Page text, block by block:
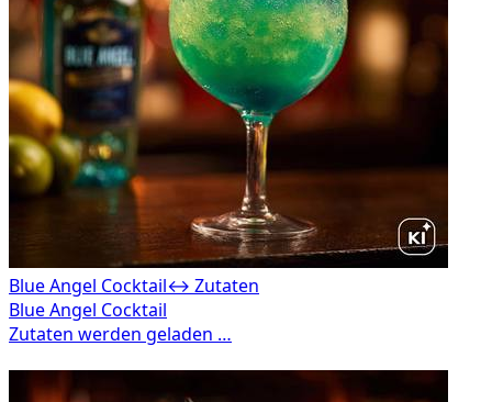
Blue Angel Cocktail↔ Zutaten